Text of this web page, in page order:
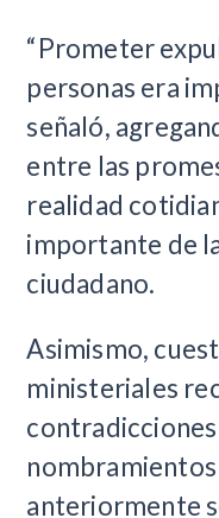
“Prometer
personas era
señaló,
entre las
realidad
importante de
ciudadano.
Asimismo,
ministeriales
anteriormente